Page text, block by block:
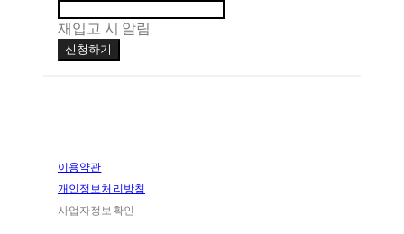
재입고 시 알림
신청하기
이용약관
개인정보처리방침
사업자정보확인